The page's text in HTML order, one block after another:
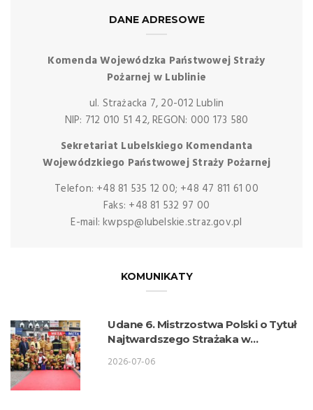
DANE ADRESOWE
Komenda Wojewódzka Państwowej Straży
Pożarnej w Lublinie
ul. Strażacka 7, 20-012 Lublin
NIP: 712 010 51 42, REGON: 000 173 580
Sekretariat Lubelskiego Komendanta
Wojewódzkiego Państwowej Straży Pożarnej
Telefon: +48 81 535 12 00; +48 47 811 61 00
Faks: +48 81 532 97 00
E-mail: kwpsp@lubelskie.straz.gov.pl
KOMUNIKATY
Udane 6. Mistrzostwa Polski o Tytuł
Najtwardszego Strażaka w
2026-07-06